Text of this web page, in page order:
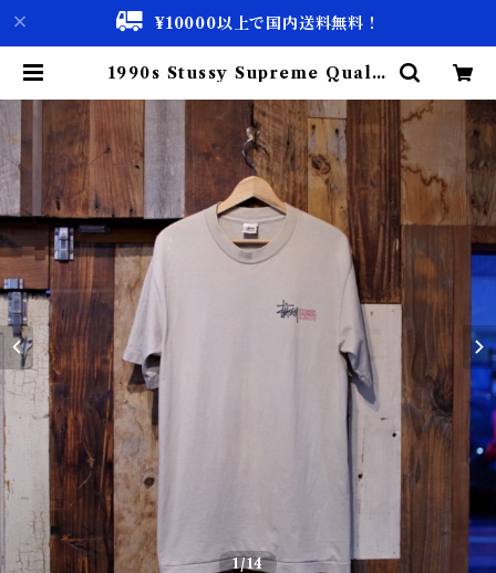
¥10000以上で国内送料無料！
1990s Stussy Supreme Qualit
ュプリーム クオリティー Tシャツ
古着 | 古着屋 仙台 biscco【古着
& Vintage 通販】
1/14